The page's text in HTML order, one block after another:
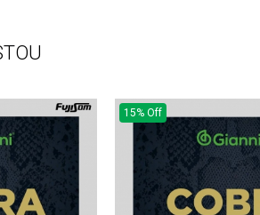
15% Off